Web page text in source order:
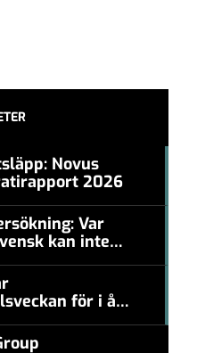
Novus
2026
Var
kan inte
levande
för i år!